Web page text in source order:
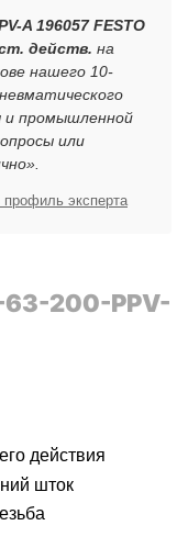
A 196057 FESTO
действ. на
нашего 10-
и промышленной
или
профиль эксперта
63-200-PPV-
действия
шток